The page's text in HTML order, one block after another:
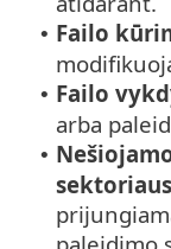
• Failo
• Failo
arba
•